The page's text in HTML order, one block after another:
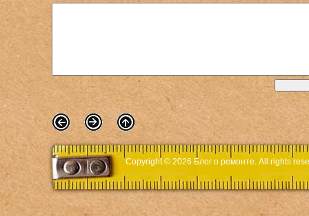
Copyright © 2026 Блог о ремонте. All rights